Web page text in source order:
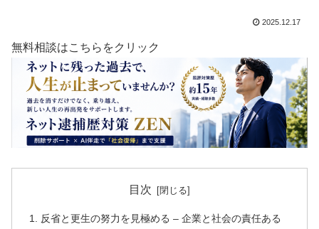
2025.12.17
無料相談はこちらをクリック
目次
反省と更生の努力を見極める – 企業と社会の責任ある